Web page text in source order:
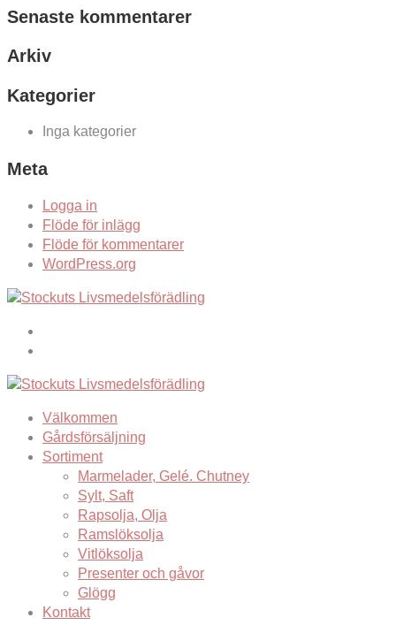
Senaste kommentarer
Arkiv
Kategorier
Inga kategorier
Meta
Logga in
Flöde för inlägg
Flöde för kommentarer
WordPress.org
Välkommen
Gårdsförsäljning
Sortiment
Marmelader, Gelé. Chutney
Sylt, Saft
Rapsolja, Olja
Ramslöksolja
Vitlöksolja
Presenter och gåvor
Glögg
Kontakt